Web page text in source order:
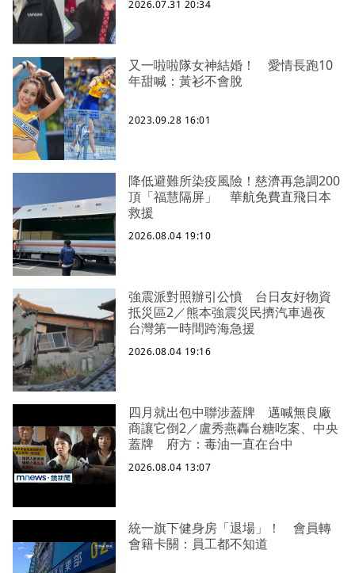
2026.07.31 20:34
又一啦啦隊女神結婚！ 愛情長跑10
年甜喊：黃衫不會脫
2023.09.28 16:01
降低避難所染疫風險！慈濟再急調200
頂「福慧隔屏」 華航免費直飛日本
救援
2026.08.04 19:10
強震派對照辦引公憤 台日友好物資
抵災區2／熊本強震災民擠汽車過夜
台灣第一時間跨海急援
2026.08.04 19:16
四月就出包中聯涉蓋牌 邁喊無良廠
商讓它倒2／盧秀燕轟台糖吃案、中央
蓋牌 府方：毒油一直在台中
2026.08.04 13:07
統一旗下健身房「退場」！ 會員轉
會籍卡關：員工都不知道